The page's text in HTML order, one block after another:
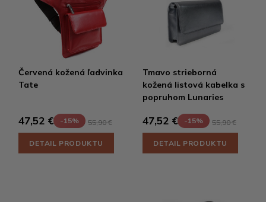
Červená kožená ľadvinka
Tate
47,52 € -15% 55,90 €
DETAIL PRODUKTU
Tmavo strieborná
kožená listová kabelka s
popruhom Lunaries
47,52 € -15% 55,90 €
DETAIL PRODUKTU